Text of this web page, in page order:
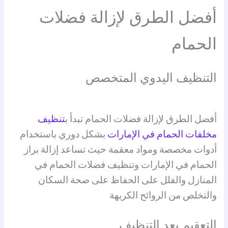
أفضل الطرق لإزالة فضلات
الحمام
التنظيف اليدوي المتخصص
أفضل الطرق لإزالة فضلات الحمام تبدأ بتنظيف
مخلفات الحمام في الإمارات بشكل دوري باستخدام
أدوات مخصصة ومواد معقمة حيث تساعد إزالة براز
الحمام في الإمارات وتنظيف فضلات الحمام في
المنازل والفلل على الحفاظ على صحة السكان
والتخلص من الروائح الكريهة
التعقيم بعد التنظيف